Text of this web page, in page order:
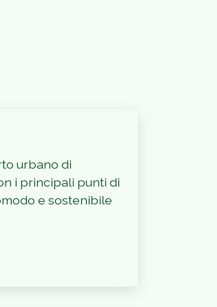
urbano di
i principali punti di
e sostenibile